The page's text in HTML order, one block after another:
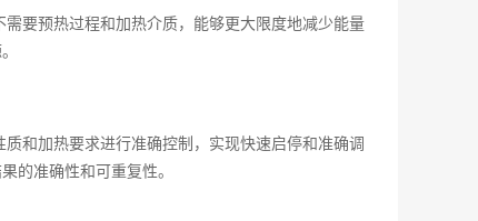
要预热过程和加热介质，能够更大限度地减少能量
和加热要求进行准确控制，实现快速启停和准确调
的准确性和可重复性。